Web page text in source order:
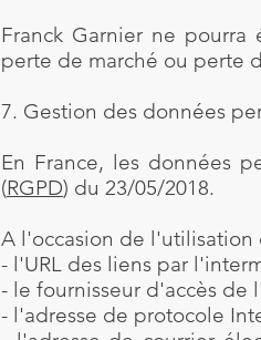
Franck Garnier ne
perte de marché ou perte
7. Gestion des données
En France, les données
(RGPD) du 23/05/2018.
A l'occasion de l'utilisation
- l'URL des liens par
- le fournisseur d'accès de
- l'adresse de protocole